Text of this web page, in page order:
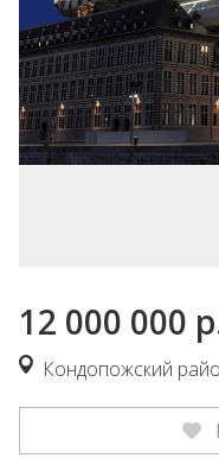
12 000 000
Кондопожский